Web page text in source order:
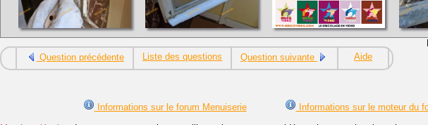
Question précédente Liste des questions Question suivante Aide
Informations sur le forum Menuiserie Informations sur le moteur du